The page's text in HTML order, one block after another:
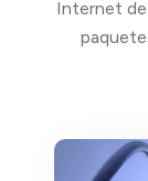
Internet de